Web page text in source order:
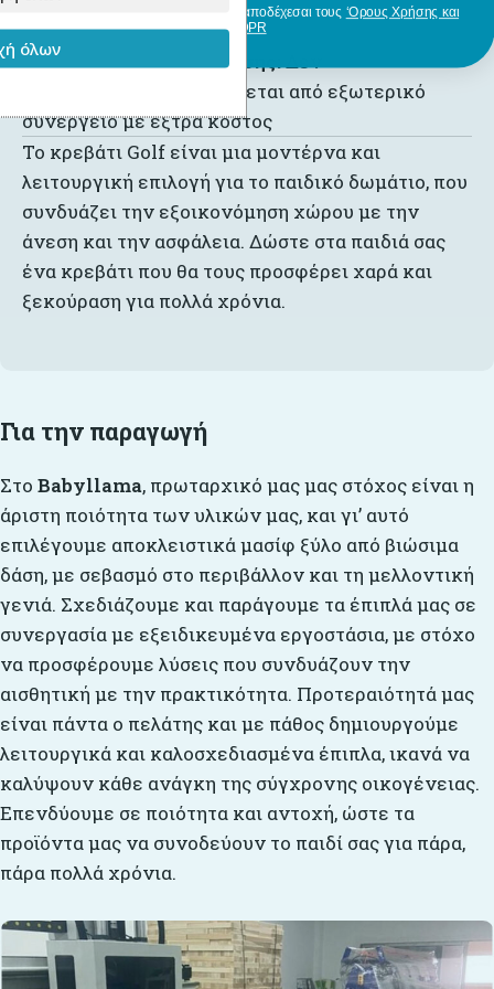
Υπηρεσία συναρμολόγησης:Δεν
περιλαμβάνεται – διατίθεται από εξωτερικό
συνεργείο με έξτρα κόστος
Το κρεβάτι Golf είναι μια μοντέρνα και
λειτουργική επιλογή για το παιδικό δωμάτιο, που
συνδυάζει την εξοικονόμηση χώρου με την
άνεση και την ασφάλεια. Δώστε στα παιδιά σας
ένα κρεβάτι που θα τους προσφέρει χαρά και
ξεκούραση για πολλά χρόνια.
Για την παραγωγή
Στο Babyllama, πρωταρχικό μας μας στόχος είναι η
άριστη ποιότητα των υλικών μας, και γι’ αυτό
επιλέγουμε αποκλειστικά μασίφ ξύλο από βιώσιμα
δάση, με σεβασμό στο περιβάλλον και τη μελλοντική
γενιά. Σχεδιάζουμε και παράγουμε τα έπιπλά μας σε
συνεργασία με εξειδικευμένα εργοστάσια, με στόχο
να προσφέρουμε λύσεις που συνδυάζουν την
αισθητική με την πρακτικότητα. Προτεραιότητά μας
είναι πάντα ο πελάτης και με πάθος δημιουργούμε
λειτουργικά και καλοσχεδιασμένα έπιπλα, ικανά να
καλύψουν κάθε ανάγκη της σύγχρονης οικογένειας.
Επενδύουμε σε ποιότητα και αντοχή, ώστε τα
προϊόντα μας να συνοδεύουν το παιδί σας για πάρα,
πάρα πολλά χρόνια.
όλων
Με την εγγραφή σου, δηλώνεις ότι αποδέχεσαι τους ‘Ορους Χρήσης και
GDPR